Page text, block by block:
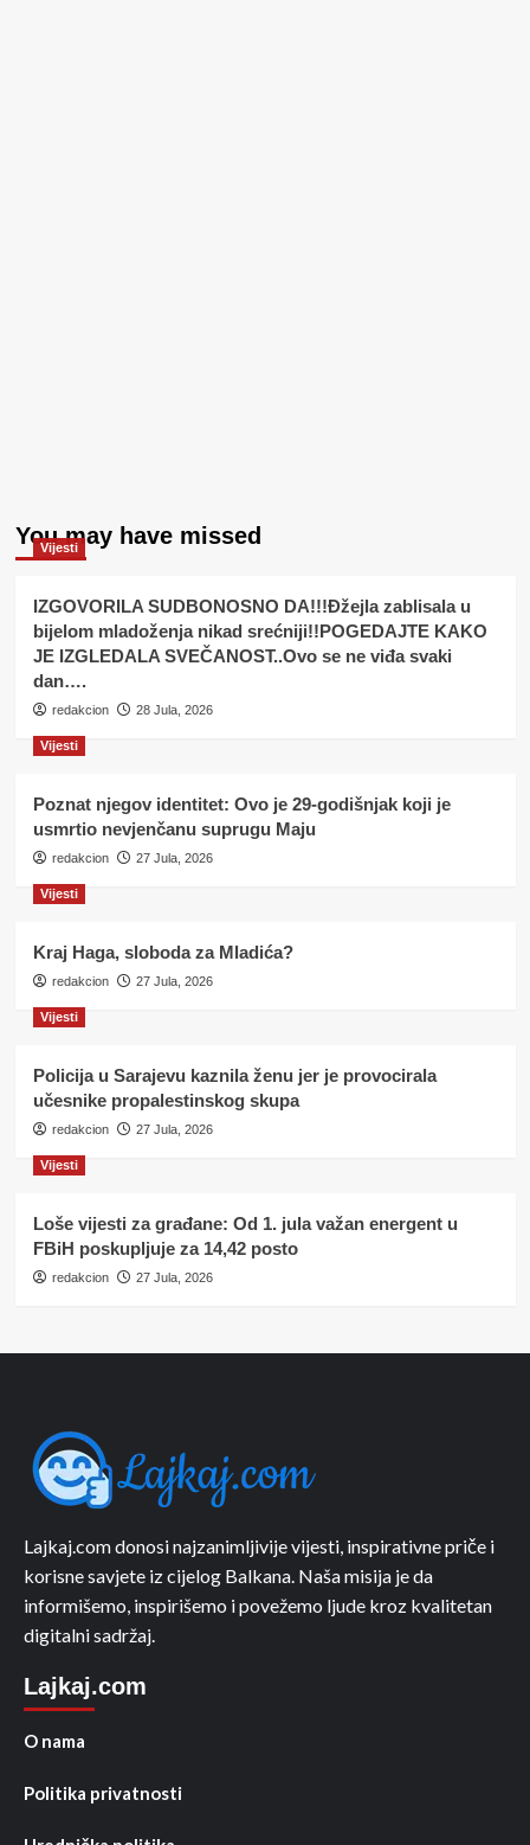
You may have missed
Vijesti
IZGOVORILA SUDBONOSNO DA!!!Đžejla zablisala u
bijelom mladoženja nikad srećniji!!POGEDAJTE KAKO
JE IZGLEDALA SVEČANOST..Ovo se ne viđa svaki
dan….
redakcion 28 Jula, 2026
Vijesti
Poznat njegov identitet: Ovo je 29-godišnjak koji je
usmrtio nevjenčanu suprugu Maju
redakcion 27 Jula, 2026
Vijesti
Kraj Haga, sloboda za Mladića?
redakcion 27 Jula, 2026
Vijesti
Policija u Sarajevu kaznila ženu jer je provocirala
učesnike propalestinskog skupa
redakcion 27 Jula, 2026
Vijesti
Loše vijesti za građane: Od 1. jula važan energent u
FBiH poskupljuje za 14,42 posto
redakcion 27 Jula, 2026
Lajkaj.com donosi najzanimljivije vijesti, inspirativne priče i
korisne savjete iz cijelog Balkana. Naša misija je da
informišemo, inspirišemo i povežemo ljude kroz kvalitetan
digitalni sadržaj.
Lajkaj.com
O nama
Politika privatnosti